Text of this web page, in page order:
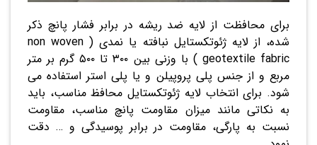
برای محافظت از لایه ضد ریشه در برابر فشار پانچ ذکر
شده، از لایه ژئوتکستایل نبافته یا نمدی ( non woven
geotextile fabric ) با وزنی بین ۳۰۰ تا ۵۰۰ گرم بر متر
مربع و از جنس پلی پروپیلن و یا پلی استر استفاده می
شود. برای انتخاب لایه ژئوتکستایل محافظ مناسب، باید
به نکاتی مانند میزان مقاومت پانچ مناسب، مقاومت
نسبت به پارگی، مقاومت در برابر پوسیدگی و … دقت